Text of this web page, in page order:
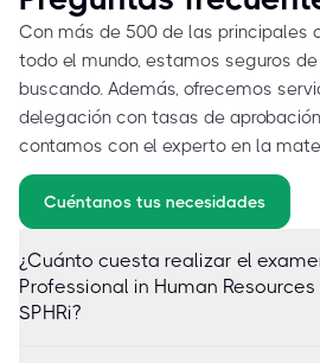
Con más de 500 de las principales
todo el mundo, estamos seguros
buscando. Además, ofrecemos
delegación con tasas de
contamos con el experto en la
Cuéntanos tus necesidades
¿Cuánto cuesta realizar el
Professional in Human
SPHRi?